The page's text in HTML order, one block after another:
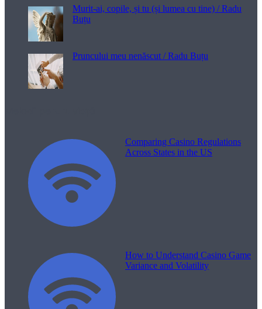
Murit-ai, copile, și tu (și lumea cu tine) / Radu
Buțu
Pruncului meu nenăscut / Radu Buțu
Comparing Casino Regulations
Across States in the US
How to Understand Casino Game
Variance and Volatility